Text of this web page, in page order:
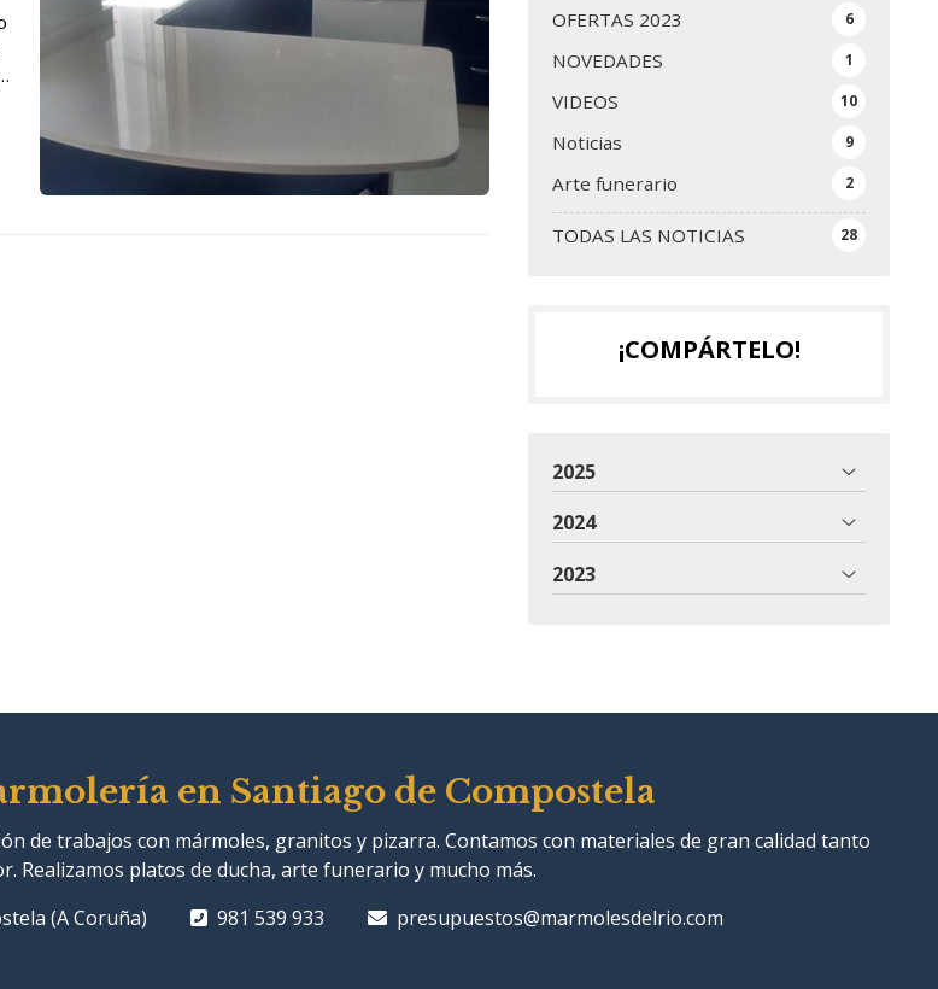
TODAS LAS NOTICIAS 28
OFERTAS 2023 6
NOVEDADES 1
VIDEOS 10
Noticias 9
Arte funerario 2
¡COMPÁRTELO!
2025
2024
2023
en Santiago de Compostela
de trabajos con mármoles, granitos y pizarra. Contamos con materiales de gran calidad tanto
Realizamos platos de ducha, arte funerario y mucho más.
(A Coruña)
981 539 933 presupuestos@marmolesdelrio.com